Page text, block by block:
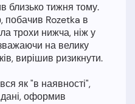
близько тижня тому.
побачив Rozetka в
трохи нижча, ніж у
на велику
вирішив ризикнути.
як "в наявності",
оформив